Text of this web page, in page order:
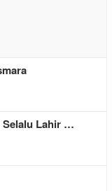
Selalu Lahir …